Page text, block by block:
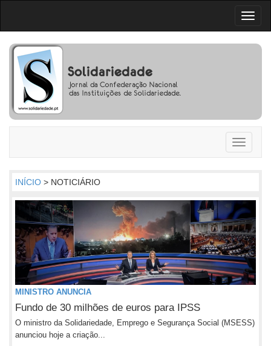
Toggle
INÍCIO > NOTICIÁRIO
MINISTRO ANUNCIA
Fundo de 30 milhões de euros para IPSS
O ministro da Solidariedade, Emprego e Segurança Social (MSESS)
anunciou hoje a criação...